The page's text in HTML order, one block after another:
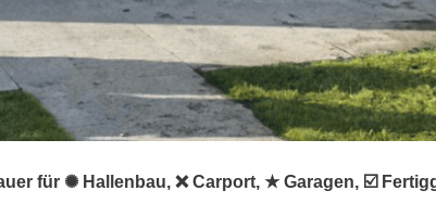
für ✺ Hallenbau, ❌ Carport, ★ Garagen, ☑️